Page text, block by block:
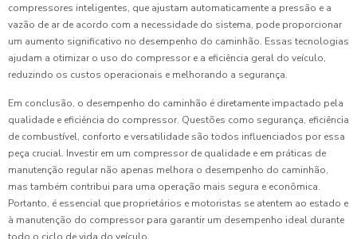
compressores inteligentes, que ajustam automaticamente a pressão e a
vazão de ar de acordo com a necessidade do sistema, pode proporcionar
um aumento significativo no desempenho do caminhão. Essas tecnologias
ajudam a otimizar o uso do compressor e a eficiência geral do veículo,
reduzindo os custos operacionais e melhorando a segurança.
Em conclusão, o desempenho do caminhão é diretamente impactado pela
qualidade e eficiência do compressor. Questões como segurança, eficiência
de combustível, conforto e versatilidade são todos influenciados por essa
peça crucial. Investir em um compressor de qualidade e em práticas de
manutenção regular não apenas melhora o desempenho do caminhão,
mas também contribui para uma operação mais segura e econômica.
Portanto, é essencial que proprietários e motoristas se atentem ao estado e
à manutenção do compressor para garantir um desempenho ideal durante
todo o ciclo de vida do veículo.